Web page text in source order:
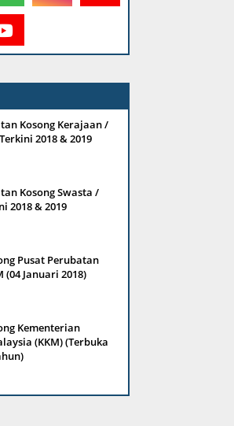
Kosong Kerajaan /
2018 & 2019
Kosong Swasta /
2018 & 2019
Pusat Perubatan
(04 Januari 2018)
Kementerian
(KKM) (Terbuka